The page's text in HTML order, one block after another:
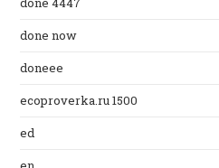
done now
doneee
ecoproverka.ru 1500
ed